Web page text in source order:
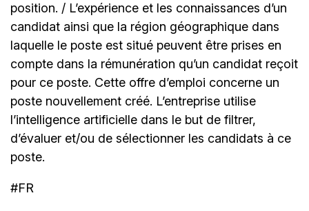
position. / L’expérience et les connaissances d’un
candidat ainsi que la région géographique dans
laquelle le poste est situé peuvent être prises en
compte dans la rémunération qu’un candidat reçoit
pour ce poste. Cette offre d’emploi concerne un
poste nouvellement créé. L’entreprise utilise
l’intelligence artificielle dans le but de filtrer,
d’évaluer et/ou de sélectionner les candidats à ce
poste.
#FR